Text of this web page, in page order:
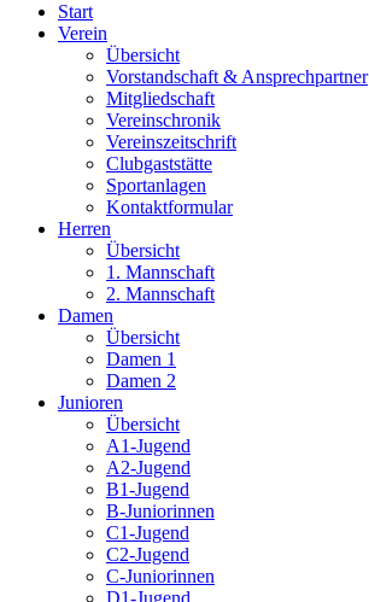
Start
Verein
Übersicht
Vorstandschaft & Ansprechpartner
Mitgliedschaft
Vereinschronik
Vereinszeitschrift
Clubgaststätte
Sportanlagen
Kontaktformular
Herren
Übersicht
1. Mannschaft
2. Mannschaft
Damen
Übersicht
Damen 1
Damen 2
Junioren
Übersicht
A1-Jugend
A2-Jugend
B1-Jugend
B-Juniorinnen
C1-Jugend
C2-Jugend
C-Juniorinnen
D1-Jugend